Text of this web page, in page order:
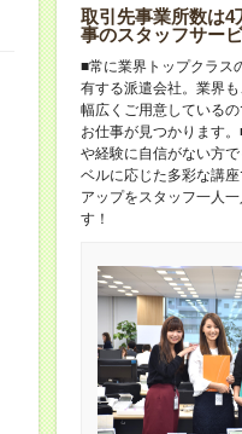
取引先事業所数は4
事のスタッフサー
■常に業界トップクラス
有する派遣会社。業界
幅広くご用意している
お仕事が見つかります
や経験に自信がない方
ベルに応じた多彩な講
アップをスタッフ一人
す！